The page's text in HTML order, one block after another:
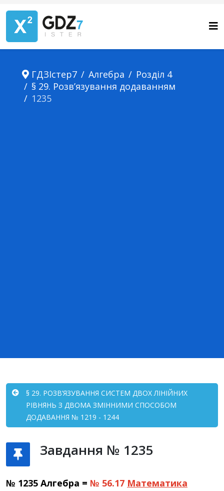
ГДЗІстер7 Алгебра
Розділ 4
§ 29. Розв’язування додаванням
1235
§ 29. РОЗВ’ЯЗУВАННЯ СИСТЕМ ДВОХ ЛІНІЙНИХ
РІВНЯНЬ З ДВОМА ЗМІННИМИ СПОСОБОМ
ДОДАВАННЯ № 1219 - 1244
Завдання № 1235
№ 1235 Алгебра = № 56.17 Математика